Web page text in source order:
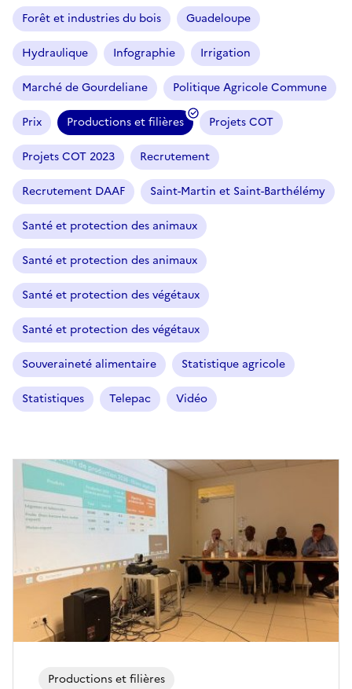
Forêt et industries du bois Guadeloupe
Hydraulique Infographie Irrigation
Marché de Gourdeliane Politique Agricole Commune
Prix Productions et filières Projets COT
Projets COT 2023 Recrutement
Recrutement DAAF Saint-Martin et Saint-Barthélémy
Santé et protection des animaux
Santé et protection des animaux
Santé et protection des végétaux
Santé et protection des végétaux
Souveraineté alimentaire Statistique agricole
Statistiques Telepac Vidéo
Productions et filières